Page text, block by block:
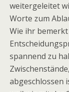
weitergeleitet
Worte zum
Wie ihr
spannend zu
abgeschlossen